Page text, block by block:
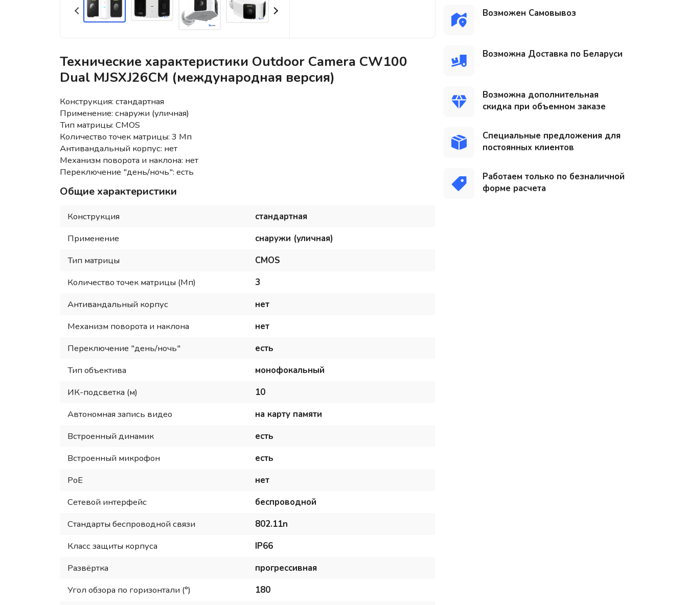
Технические характеристики Outdoor Camera CW100
Dual MJSXJ26CM (международная версия)
Конструкция: стандартная
Применение: снаружи (уличная)
Тип матрицы: CMOS
Количество точек матрицы: 3 Мп
Антивандальный корпус: нет
Механизм поворота и наклона: нет
Переключение "день/ночь": есть
Общие характеристики
Конструкция
стандартная
Применение
снаружи (уличная)
Тип матрицы
CMOS
Количество точек матрицы (Мп)
3
Антивандальный корпус
нет
Механизм поворота и наклона
нет
Переключение "день/ночь"
есть
Тип объектива
монофокальный
ИК-подсветка (м)
10
Автономная запись видео
на карту памяти
Встроенный динамик
есть
Встроенный микрофон
есть
PoE
нет
Сетевой интерфейс
беспроводной
Стандарты беспроводной связи
802.11n
Класс защиты корпуса
IP66
Развёртка
прогрессивная
Угол обзора по горизонтали (°)
180
Возможен Самовывоз
Возможна Доставка по Беларуси
Возможна дополнительная
скидка при объемном заказе
Специальные предложения для
постоянных клиентов
Работаем только по безналичной
форме расчета